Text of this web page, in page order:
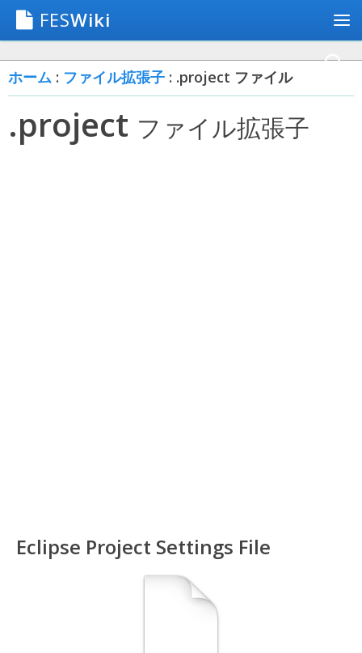
FESWiki
ホーム : ファイル拡張子 : .project ファイル
.project ファイル拡張子
Eclipse Project Settings File